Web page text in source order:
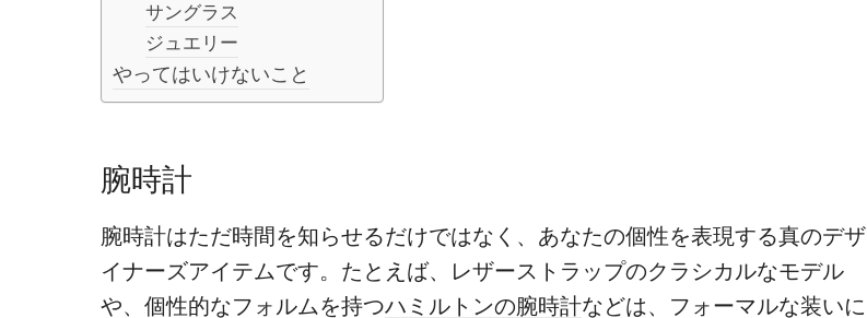
サングラス
ジュエリー
やってはいけないこと
腕時計
腕時計はただ時間を知らせるだけではなく、 あなたの個性を表現する真のデザ
イナーズアイテムです。 たとえば、レザーストラップのクラシカルなモデル
や、個性的なフォルムを持つハミルトンの腕時計などは、フォーマルな装いに